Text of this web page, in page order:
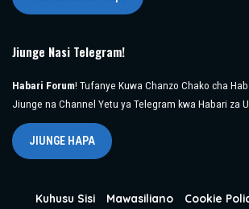
Jiunge Nasi Telegram!
Habari Forum! Tufanye Kuwa Chanzo Chako cha
Jiunge na Channel Yetu ya Telegram kwa Habari za
JIUNGE HAPA
Kuhusu Sisi Mawasiliano Cookie